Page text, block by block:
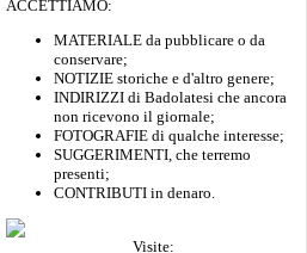
ACCETTIAMO:
MATERIALE da pubblicare o da
conservare;
NOTIZIE storiche e d'altro genere;
INDIRIZZI di Badolatesi che ancora
non ricevono il giornale;
FOTOGRAFIE di qualche interesse;
SUGGERIMENTI, che terremo
presenti;
CONTRIBUTI in denaro.
Visite: